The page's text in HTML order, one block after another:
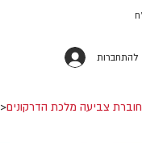
להתחברות
>חוברת צביעה מלכת הדרקונים